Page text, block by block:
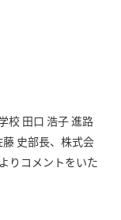
校 田口 浩子 進路
史部長、株式会
りコメントをいた